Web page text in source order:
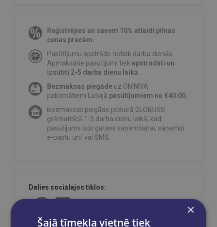
Reģistrējies un saņem 10% atlaidi pilnas
cenas precēm.
Pasūtījumu apstrāde notiek darba dienās.
Apmaksātie pasūtījumi tiek apstrādāti un
izsūtīti 2-5 darba dienu laikā.
Bezmaksas piegāde uz OMNIVA
pakomātiem Latvijā pasūtījumiem no €40.00.
Bezmaksas piegāde jebkurā GLOBUSS
grāmatnīcā 1-5 darba dienu laikā, kad
pasūtījums būs gatavs saņemšanai, saņemsi
e-pastu un/ vai SMS.
Dalies sociālajos tīklos:
×
Šajā tīmekļa vietnē tiek